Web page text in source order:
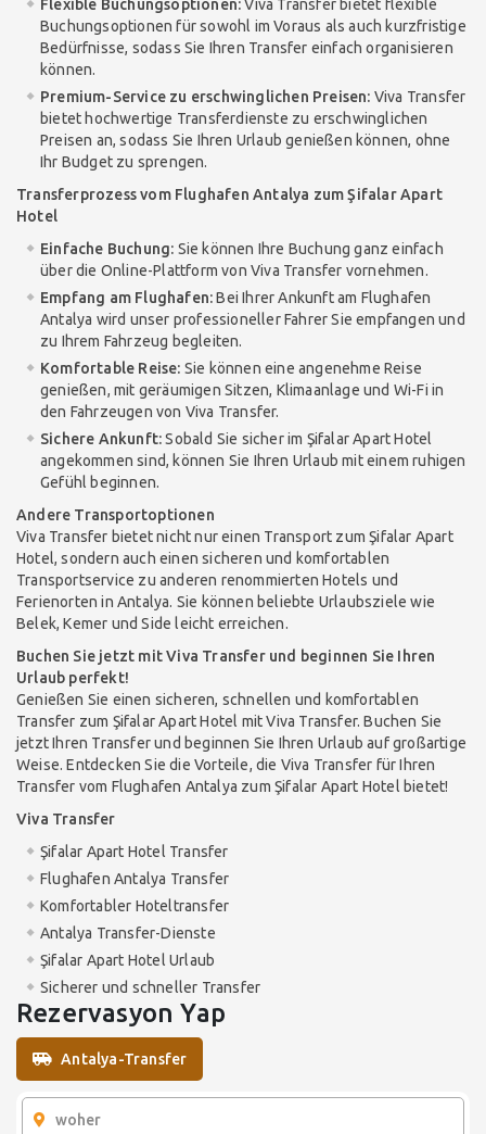
Flexible Buchungsoptionen:Viva Transfer bietet flexible
Buchungsoptionen für sowohl im Voraus als auch kurzfristige
Bedürfnisse, sodass Sie Ihren Transfer einfach organisieren
können.
Premium-Service zu erschwinglichen Preisen: Viva Transfer
bietet hochwertige Transferdienste zu erschwinglichen
Preisen an, sodass Sie Ihren Urlaub genießen können, ohne
Ihr Budget zu sprengen.
Transferprozess vom Flughafen Antalya zum Şifalar Apart
Hotel
Einfache Buchung: Sie können Ihre Buchung ganz einfach
über die Online-Plattform von Viva Transfer vornehmen.
Empfang am Flughafen:Bei Ihrer Ankunft am Flughafen
Antalya wird unser professioneller Fahrer Sie empfangen und
zu Ihrem Fahrzeug begleiten.
Komfortable Reise: Sie können eine angenehme Reise
genießen, mit geräumigen Sitzen, Klimaanlage und Wi-Fi in
den Fahrzeugen von Viva Transfer.
Sichere Ankunft:Sobald Sie sicher im Şifalar Apart Hotel
angekommen sind, können Sie Ihren Urlaub mit einem ruhigen
Gefühl beginnen.
Andere Transportoptionen
Viva Transfer bietet nicht nur einen Transport zum Şifalar Apart
Hotel, sondern auch einen sicheren und komfortablen
Transportservice zu anderen renommierten Hotels und
Ferienorten in Antalya. Sie können beliebte Urlaubsziele wie
Belek, Kemer und Side leicht erreichen.
Buchen Sie jetzt mit Viva Transfer und beginnen Sie Ihren
Urlaub perfekt!
Genießen Sie einen sicheren, schnellen und komfortablen
Transfer zum Şifalar Apart Hotel mit Viva Transfer. Buchen Sie
jetzt Ihren Transfer und beginnen Sie Ihren Urlaub auf großartige
Weise. Entdecken Sie die Vorteile, die Viva Transfer für Ihren
Transfer vom Flughafen Antalya zum Şifalar Apart Hotel bietet!
Viva Transfer
Şifalar Apart Hotel Transfer
Flughafen Antalya Transfer
Komfortabler Hoteltransfer
Antalya Transfer-Dienste
Şifalar Apart Hotel Urlaub
Sicherer und schneller Transfer
Rezervasyon Yap
Antalya-Transfer